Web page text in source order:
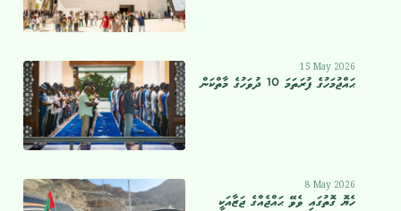
15 May 2026
ޙައްޖުމަހުގެ ފުރަތަމަ 10 ދުވަހުގެ މާތްކަން
8 May 2026
ހެޔޮ ގޮތުގައި ވެވޭ ޙައްޖެއްގެ ޖަޒާއަކީ